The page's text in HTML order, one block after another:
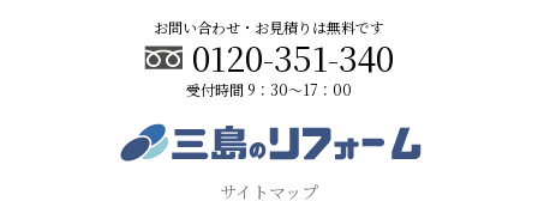
お問い合わせ・お見積りは無料です
0120-351-340
受付時間 9：30～17：00
サイトマップ